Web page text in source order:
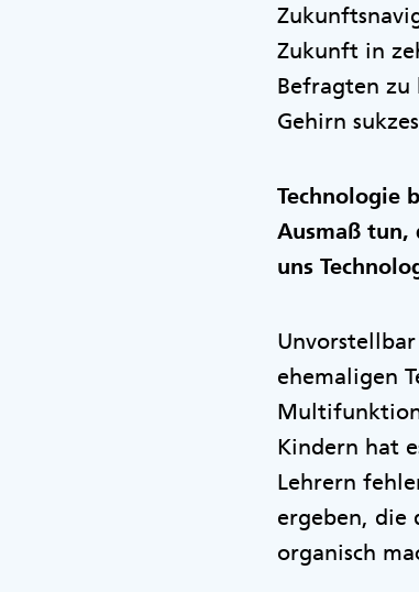
Zukunft in
Befragten zu
Gehirn
Technologie
Ausmaß
uns
ehemaligen
Kindern hat
Lehrern
ergeben, die
organisch